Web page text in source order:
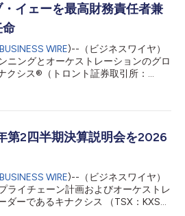
イェーを最高財務責任者兼
命
BUSINESS WIRE)--（ビジネスワイヤ）
ニングとオーケストレーションのグロ
クシス®（トロント証券取引所：
財務組織と企業戦略部門を統括し、財
、経営陣および取締役会と緊密に連携
長期的成長、株主価値の創造を支援し
あるラザット・ガウラヴは、「イェ
フトウェア分野の最も重要な転換期に
長年にわたる支援を提供してきまし
ることを大変嬉しく思います。彼は10
スおよびサプライチェーンテクノロジ
第2四半期決算説明会を2026
BUSINESS WIRE)--（ビジネスワイヤ）
ライチェーン計画およびオーケストレ
ダーであるキナクシス （TSX：KXS）